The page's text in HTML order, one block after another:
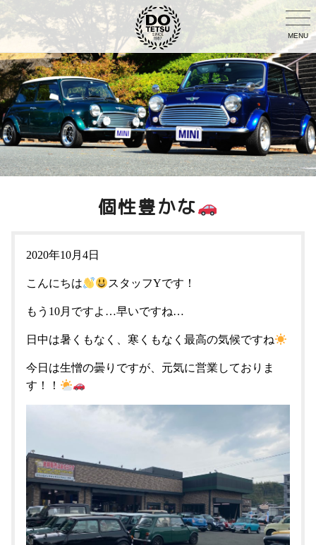
MENU
個性豊かな
2020年10月4日
こんにちは スタッフYです！
もう10月ですよ…早いですね…
日中は暑くもなく、寒くもなく最高の気候ですね
今日は生憎の曇りですが、元気に営業しておりま
す！！